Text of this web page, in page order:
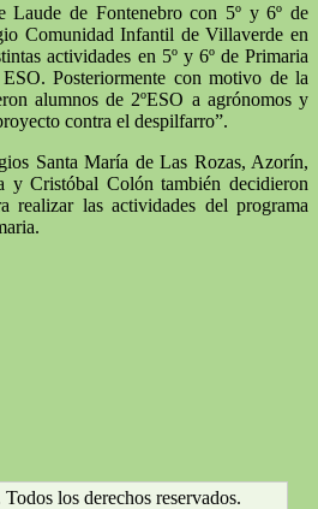
Laude de Fontenebro con 5º y 6º de
Comunidad Infantil de Villaverde en
actividades en 5º y 6º de Primaria
Posteriormente con motivo de la
alumnos de 2ºESO a agrónomos y
contra el despilfarro”.
Santa María de Las Rozas, Azorín,
y Cristóbal Colón también decidieron
realizar las actividades del programa
los derechos reservados.